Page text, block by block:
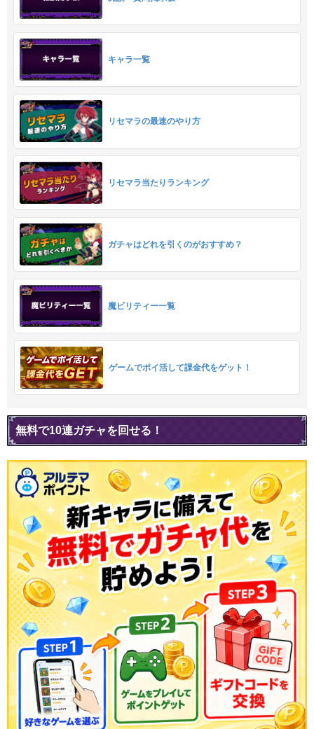
キャラ一覧
リセマラの最速のやり方
リセマラ当たりランキング
ガチャはどれを引くのがおすすめ？
魔ビリティー一覧
ゲームでポイ活して課金代をゲット！
無料で10連ガチャを回せる！